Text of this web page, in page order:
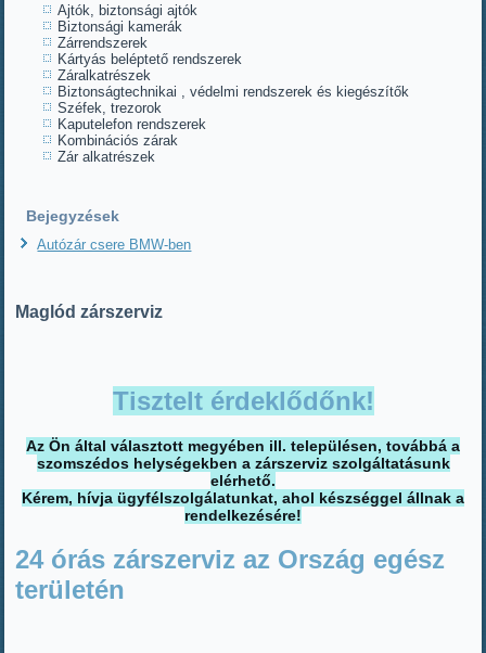
Ajtók, biztonsági ajtók
Biztonsági kamerák
Zárrendszerek
Kártyás beléptető rendszerek
Záralkatrészek
Biztonságtechnikai , védelmi rendszerek és kiegészítők
Széfek, trezorok
Kaputelefon rendszerek
Kombinációs zárak
Zár alkatrészek
Bejegyzések
Autózár csere BMW-ben
Maglód zárszerviz
Tisztelt érdeklődőnk!
Az Ön által választott megyében ill. településen, továbbá a
szomszédos helységekben a zárszerviz szolgáltatásunk
elérhető.
Kérem, hívja ügyfélszolgálatunkat, ahol készséggel állnak a
rendelkezésére!
24 órás zárszerviz az Ország egész
területén